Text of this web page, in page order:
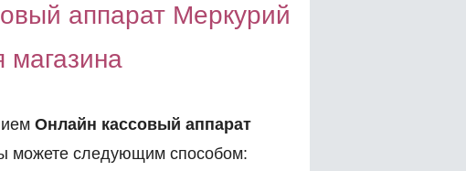
аппарат Меркурий
Онлайн кассовый аппарат
можете следующим способом: